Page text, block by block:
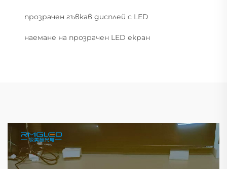
прозрачен гъвкав дисплей с LED
наемане на прозрачен LED екран